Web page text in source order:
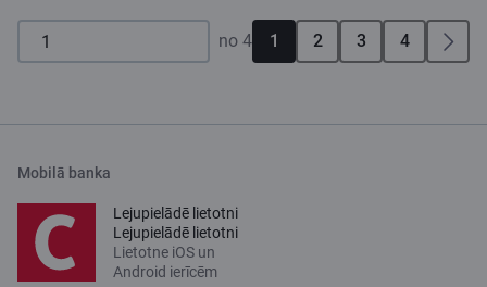
no 4 1 2 3 4
Mobilā banka
Lejupielādē lietotni
Lejupielādē lietotni
Lietotne iOS un
Android ierīcēm